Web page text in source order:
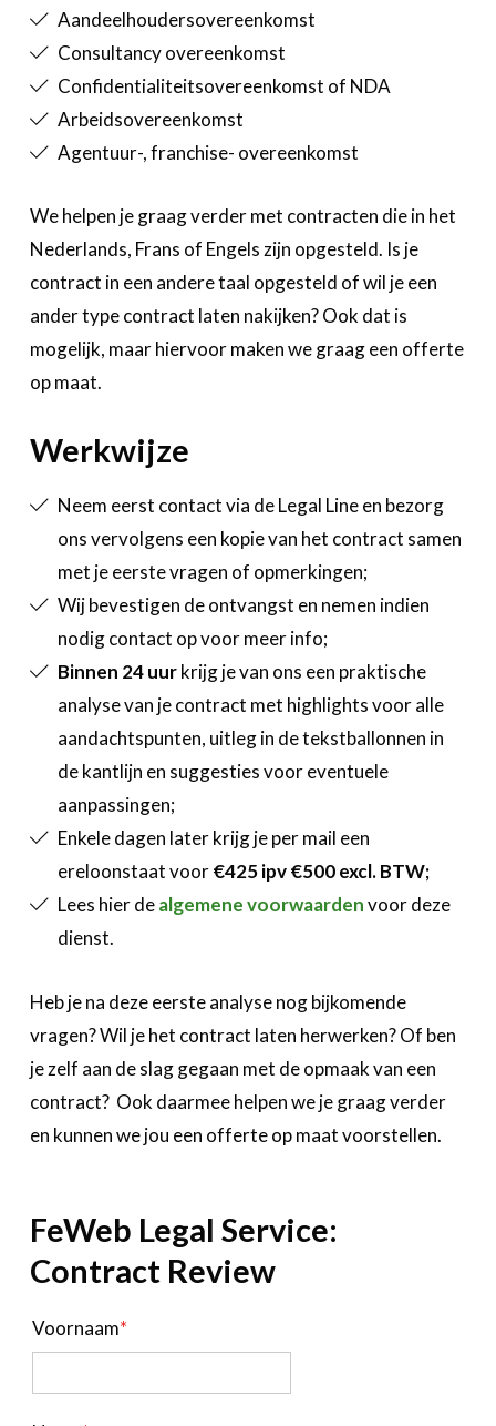
Aandeelhoudersovereenkomst
Consultancy overeenkomst
Confidentialiteitsovereenkomst of NDA
Arbeidsovereenkomst
Agentuur-, franchise- overeenkomst
We helpen je graag verder met contracten die in het
Nederlands, Frans of Engels zijn opgesteld. Is je
contract in een andere taal opgesteld of wil je een
ander type contract laten nakijken? Ook dat is
mogelijk, maar hiervoor maken we graag een offerte
op maat.
Werkwijze
Neem eerst contact via de Legal Line en bezorg
ons vervolgens een kopie van het contract samen
met je eerste vragen of opmerkingen;
Wij bevestigen de ontvangst en nemen indien
nodig contact op voor meer info;
Binnen 24 uurkrijg je van ons een praktische
analyse van je contract met highlights voor alle
aandachtspunten, uitleg in de tekstballonnen in
de kantlijn en suggesties voor eventuele
aanpassingen;
Enkele dagen later krijg je per mail een
ereloonstaat voor€425 ipv €500 excl. BTW;
Lees hier dealgemene voorwaardenvoor deze
dienst.
Heb je na deze eerste analyse nog bijkomende
vragen? Wil je het contract laten herwerken? Of ben
je zelf aan de slag gegaan met de opmaak van een
contract? Ook daarmee helpen we je graag verder
en kunnen we jou een offerte op maat voorstellen.
FeWeb Legal Service:
Contract Review
Voornaam*